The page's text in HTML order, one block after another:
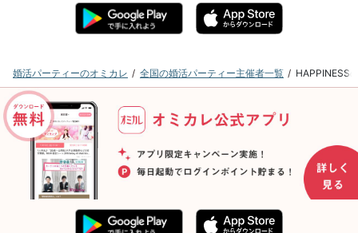
婚活パーティーのオミカレ 全国の婚活パーティー主催者一覧 HAPPINESS